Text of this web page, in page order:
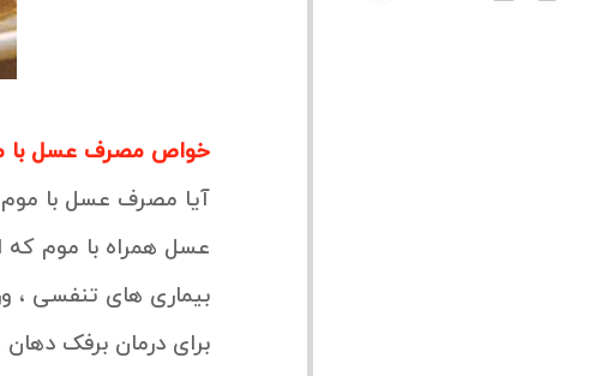
خواص مصرف عسل با
آیا مصرف عسل با
عسل همراه با موم که
بیماری های تنفسی ،
برای درمان برفک